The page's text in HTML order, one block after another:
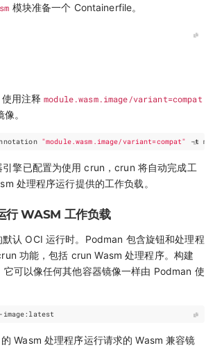
模块准备一个 Containerfile。
使用注释module.wasm.image/variant=compat
。
"module.wasm.image/variant=compat"
引擎已配置为使用 crun，crun 将自动完成工
处理程序运行提供的工作负载。
WASM 工作负载
认 OCI 运行时。Podman 包含旋钮和处理程
功能，包括 crun Wasm 处理程序。构建
它可以像任何其他容器镜像一样由 Podman 使
Wasm 处理程序运行请求的 Wasm 兼容镜